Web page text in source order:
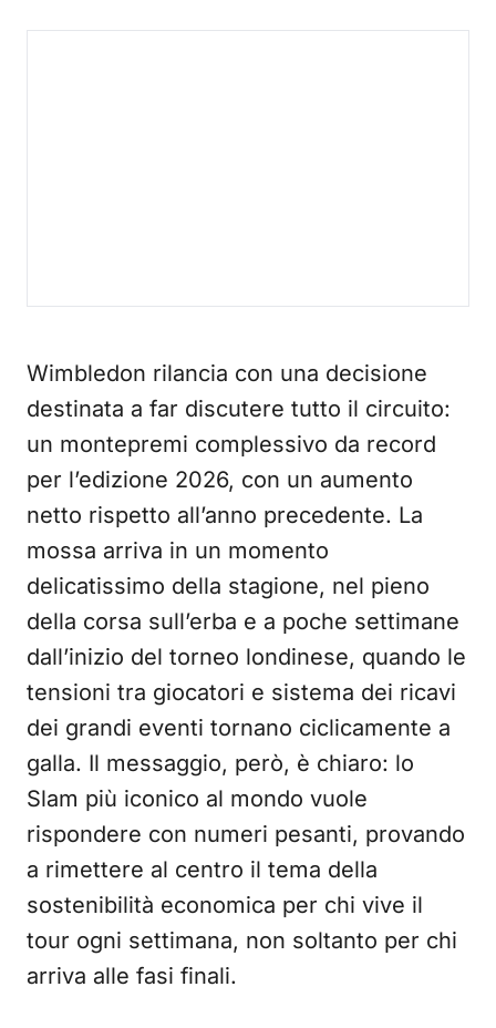
Wimbledon rilancia con una decisione
destinata a far discutere tutto il circuito:
un montepremi complessivo da record
per l’edizione 2026, con un aumento
netto rispetto all’anno precedente. La
mossa arriva in un momento
delicatissimo della stagione, nel pieno
della corsa sull’erba e a poche settimane
dall’inizio del torneo londinese, quando le
tensioni tra giocatori e sistema dei ricavi
dei grandi eventi tornano ciclicamente a
galla. Il messaggio, però, è chiaro: lo
Slam più iconico al mondo vuole
rispondere con numeri pesanti, provando
a rimettere al centro il tema della
sostenibilità economica per chi vive il
tour ogni settimana, non soltanto per chi
arriva alle fasi finali.